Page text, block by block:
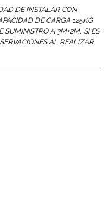
DE INSTALAR CON
DE CARGA 125KG.
SUMINISTRO A 3M+2M, SI ES
AL REALIZAR